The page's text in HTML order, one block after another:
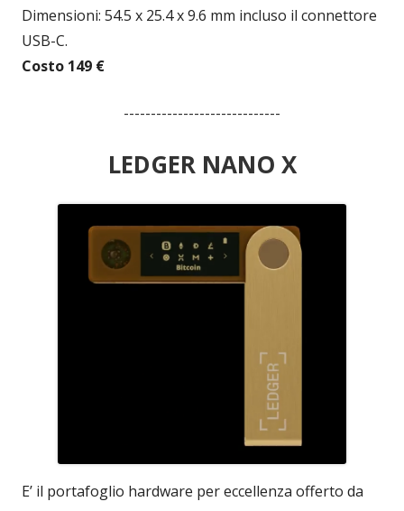
Dimensioni: 54.5 x 25.4 x 9.6 mm incluso il connettore
USB-C.
Costo 149 €
-----------------------------
LEDGER NANO X
E’ il portafoglio hardware per eccellenza offerto da